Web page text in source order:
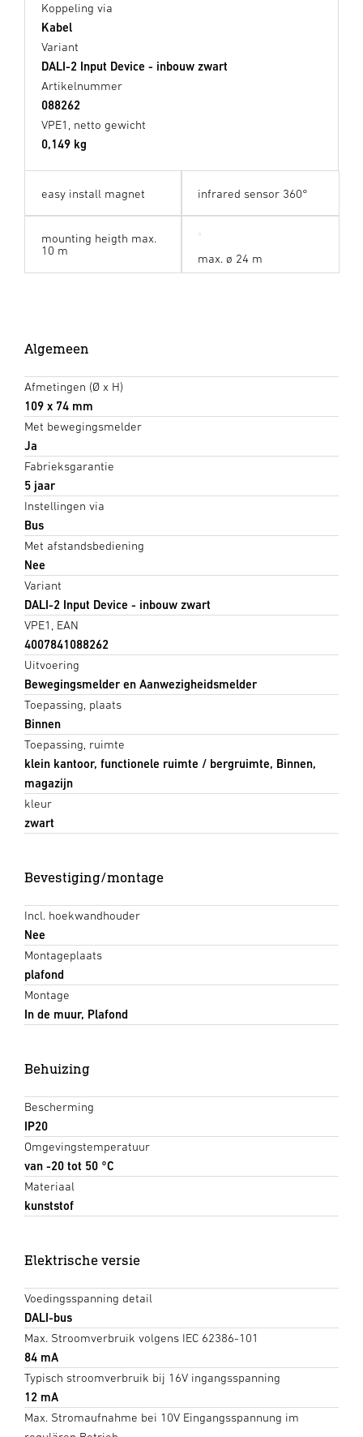
Koppeling via
Kabel
Variant
DALI-2 Input Device - inbouw zwart
Artikelnummer
088262
VPE1, netto gewicht
0,149 kg
easy install magnet infrared sensor 360°
mounting heigth max.
10 m
max. ø 24 m
Algemeen
Afmetingen (Ø x H)
109 x 74 mm
Met bewegingsmelder
Ja
Fabrieksgarantie
5 jaar
Instellingen via
Bus
Met afstandsbediening
Nee
Variant
DALI-2 Input Device - inbouw zwart
VPE1, EAN
4007841088262
Uitvoering
Bewegingsmelder en Aanwezigheidsmelder
Toepassing, plaats
Binnen
Toepassing, ruimte
klein kantoor, functionele ruimte / bergruimte, Binnen,
magazijn
kleur
zwart
Bevestiging/montage
Incl. hoekwandhouder
Nee
Montageplaats
plafond
Montage
In de muur, Plafond
Behuizing
Bescherming
IP20
Omgevingstemperatuur
van -20 tot 50 °C
Materiaal
kunststof
Elektrische versie
Voedingsspanning detail
DALI-bus
Max. Stroomverbruik volgens IEC 62386-101
84 mA
Typisch stroomverbruik bij 16V ingangsspanning
12 mA
Max. Stromaufnahme bei 10V Eingangsspannung im